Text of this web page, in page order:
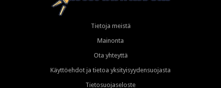
Tietoja meistä
Mainonta
Ota yhteyttä
Käyttöehdot ja tietoa yksityisyydensuojasta
Tietosuojaseloste